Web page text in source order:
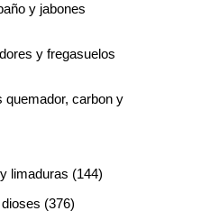
y jabones
y fregasuelos
quemador, carbon y
limaduras (144)
(376)